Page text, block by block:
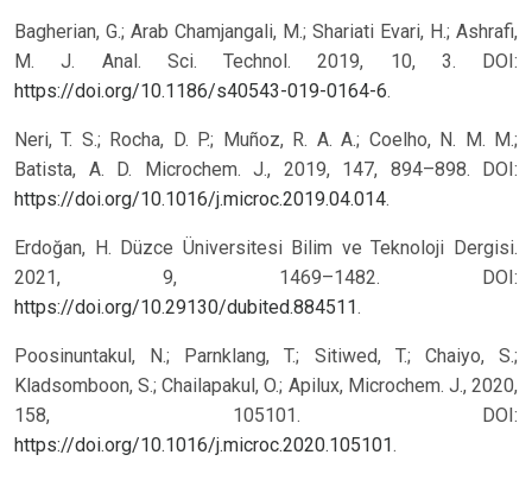
Bagherian, G.; Arab Chamjangali, M.; Shariati Evari, H.; Ashrafi,
M. J. Anal. Sci. Technol. 2019, 10, 3. DOI:
https://doi.org/10.1186/s40543-019-0164-6.
Neri, T. S.; Rocha, D. P.; Muñoz, R. A. A.; Coelho, N. M. M.;
Batista, A. D. Microchem. J., 2019, 147, 894–898. DOI:
https://doi.org/10.1016/j.microc.2019.04.014.
Erdoğan, H. Düzce Üniversitesi Bilim ve Teknoloji Dergisi.
2021, 9, 1469–1482. DOI:
https://doi.org/10.29130/dubited.884511.
Poosinuntakul, N.; Parnklang, T.; Sitiwed, T.; Chaiyo, S.;
Kladsomboon, S.; Chailapakul, O.; Apilux, Microchem. J., 2020,
158, 105101. DOI:
https://doi.org/10.1016/j.microc.2020.105101.